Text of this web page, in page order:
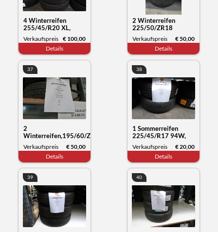
4 Winterreifen
255/45/R20 XL,
Kumho Tyre
Wintercraft WS71,
Datum 26/23
Verkaufspreis € 100,00
Details
2 Winterreifen
225/50/ZR18
99WXL, Syron
Everrest 1, Datum
Verkaufspreis
€ 50,00
Details
37
2
Winterreifen,195/60/ZR19
89HY, Fronwing A/S
Zuper snow, Datum
Verkaufspreis
€ 50,00
Details
38
1 Sommerreifen
225/45/R17 94W,
Westlake Zuper eco,
Datum 04/24
Verkaufspreis
€ 20,00
Details
39 40